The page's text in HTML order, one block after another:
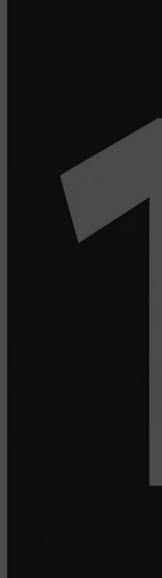
ООО «ВК»,
Рекламные Cookie
Компании,
Яндекса
ADFOX) -
Адрес:
Google Ads -
рекламы,
Ireland Ltd,